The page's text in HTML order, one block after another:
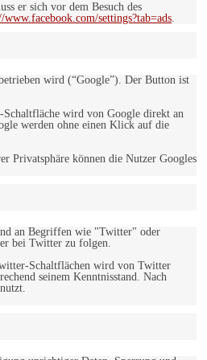
er sich vor dem Besuch des
www.facebook.com/settings?tab=ads.
wird (“Google”). Der Button ist
Schaltfläche wird von Google direkt an
werden ohne einen Klick auf die
Privatsphäre können die Nutzer Googles
an Begriffen wie "Twitter" oder
bei Twitter zu folgen.
Schaltflächen wird von Twitter
seinem Kenntnisstand. Nach